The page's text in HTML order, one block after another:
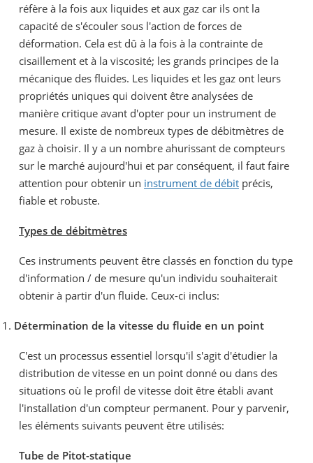
réfère à la fois aux liquides et aux gaz car ils ont la
capacité de s'écouler sous l'action de forces de
déformation. Cela est dû à la fois à la contrainte de
cisaillement et à la viscosité; les grands principes de la
mécanique des fluides. Les liquides et les gaz ont leurs
propriétés uniques qui doivent être analysées de
manière critique avant d'opter pour un instrument de
mesure. Il existe de nombreux types de débitmètres de
gaz à choisir. Il y a un nombre ahurissant de compteurs
sur le marché aujourd'hui et par conséquent, il faut faire
attention pour obtenir un instrument de débit précis,
fiable et robuste.
Types de débitmètres
Ces instruments peuvent être classés en fonction du type
d'information / de mesure qu'un individu souhaiterait
obtenir à partir d'un fluide. Ceux-ci inclus:
1. Détermination de la vitesse du fluide en un point
C'est un processus essentiel lorsqu'il s'agit d'étudier la
distribution de vitesse en un point donné ou dans des
situations où le profil de vitesse doit être établi avant
l'installation d'un compteur permanent. Pour y parvenir,
les éléments suivants peuvent être utilisés:
Tube de Pitot-statique